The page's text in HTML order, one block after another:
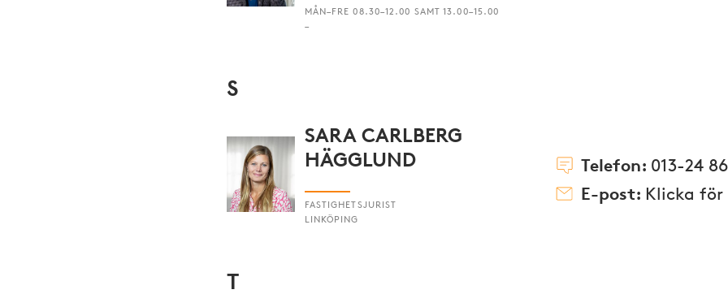
MÅN–FRE 08.30–12.00 SAMT 13.00–15.00
–
S
SARA CARLBERG
HÄGGLUND
FASTIGHETSJURIST
LINKÖPING
Telefon: 013-24
E-post: Klicka
T